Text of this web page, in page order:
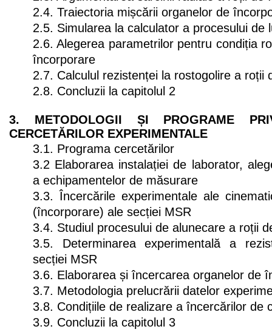
2.4. Traiectoria mișcării organelor de
2.5. Simularea la calculator a procesului de
2.6. Alegerea parametrilor pentru condiția
încorporare
2.7. Calculul rezistenței la rostogolire a roții
2.8. Concluzii la capitolul 2
3. METODOLOGII ȘI PROGRAME
CERCETĂRILOR EXPERIMENTALE
3.1. Programa cercetărilor
3.2 Elaborarea instalației de laborator,
a echipamentelor de măsurare
3.3. Încercările experimentale ale
(încorporare) ale secției MSR
3.4. Studiul procesului de alunecare a roții
3.5. Determinarea experimentală a
secției MSR
3.6. Elaborarea și încercarea organelor de
3.7. Metodologia prelucrării datelor
3.8. Condițiile de realizare a încercărilor de
3.9. Concluzii la capitolul 3